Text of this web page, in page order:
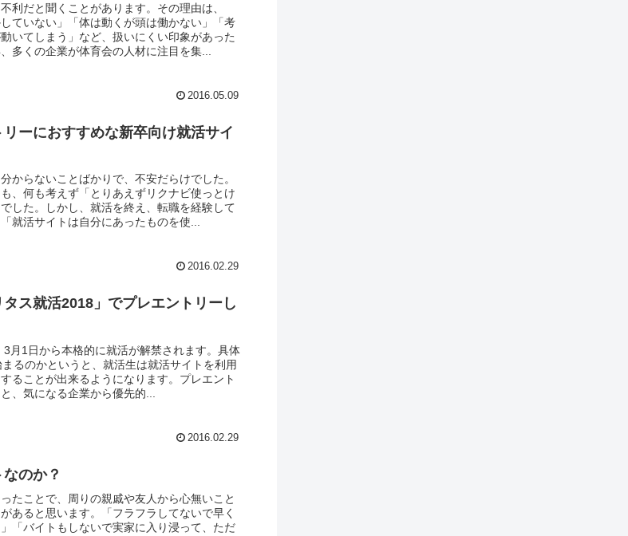
利だと聞くことがあります。その理由は、
していない」「体は動くが頭は働かない」「考
いてしまう」など、扱いにくい印象があった
多くの企業が体育会の人材に注目を集...
2016.05.09
ーにおすすめな新卒向け就活サイ
からないことばかりで、不安だらけでした。
、何も考えず「とりあえずリクナビ使っとけ
した。しかし、就活を終え、転職を経験して
就活サイトは自分にあったものを使...
2016.02.29
ス就活2018」でプレエントリーし
月1日から本格的に就活が解禁されます。具体
るのかというと、就活生は就活サイトを利用
ることが出来るようになります。プレエント
、気になる企業から優先的...
2016.02.29
のか？
たことで、周りの親戚や友人から心無いこと
あると思います。「フラフラしてないで早く
「バイトもしないで実家に入り浸って、ただ